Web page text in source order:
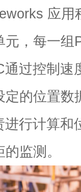
应用
元，每一组
过控制速
的位置数
行计算和
监测。